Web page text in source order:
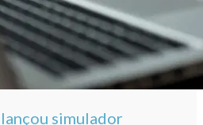
lançou simulador